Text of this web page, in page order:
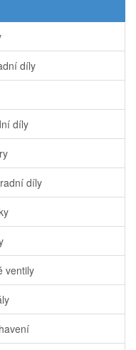
díly
díly
díly
ventily